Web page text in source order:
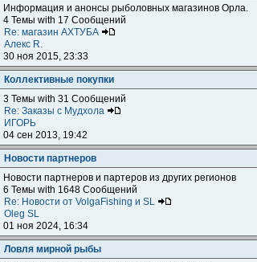
Информация и анонсы рыболовных магазинов Орла.
4 Темы with 17 Сообщений
Re: магазин АХТУБА
Алекс R.
30 ноя 2015, 23:33
Коллективные покупки
3 Темы with 31 Сообщений
Re: Заказы с Мудхола
ИГОРЬ
04 сен 2013, 19:42
Новости партнеров
Новости партнеров и партеров из других регионов
6 Темы with 1648 Сообщений
Re: Новости от VolgaFishing и SL
Oleg SL
01 ноя 2024, 16:34
Ловля мирной рыбы